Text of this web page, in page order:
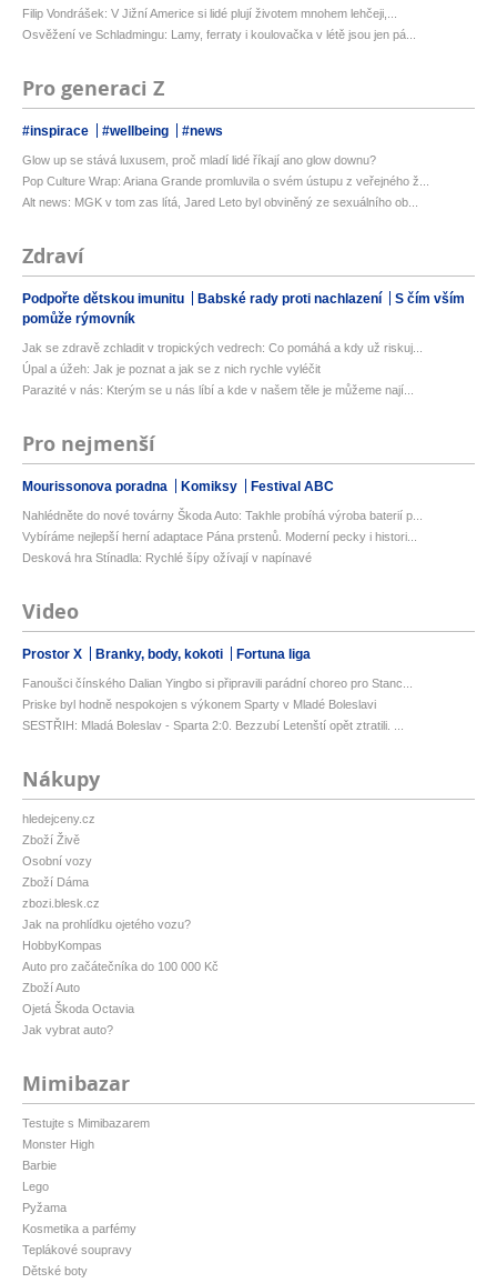
Filip Vondrášek: V Jižní Americe si lidé plují životem mnohem lehčeji,...
Osvěžení ve Schladmingu: Lamy, ferraty i koulovačka v létě jsou jen pá...
Pro generaci Z
#inspirace #wellbeing #news
Glow up se stává luxusem, proč mladí lidé říkají ano glow downu?
Pop Culture Wrap: Ariana Grande promluvila o svém ústupu z veřejného ž...
Alt news: MGK v tom zas lítá, Jared Leto byl obviněný ze sexuálního ob...
Zdraví
Podpořte dětskou imunitu Babské rady proti nachlazení
S čím vším
pomůže rýmovník
Jak se zdravě zchladit v tropických vedrech: Co pomáhá a kdy už riskuj...
Úpal a úžeh: Jak je poznat a jak se z nich rychle vyléčit
Parazité v nás: Kterým se u nás líbí a kde v našem těle je můžeme nají...
Pro nejmenší
Mourissonova poradna Komiksy Festival ABC
Nahlédněte do nové továrny Škoda Auto: Takhle probíhá výroba baterií p...
Vybíráme nejlepší herní adaptace Pána prstenů. Moderní pecky i histori...
Desková hra Stínadla: Rychlé šípy ožívají v napínavé
Video
Prostor X Branky, body, kokoti Fortuna liga
Fanoušci čínského Dalian Yingbo si připravili parádní choreo pro Stanc...
Priske byl hodně nespokojen s výkonem Sparty v Mladé Boleslavi
SESTŘIH: Mladá Boleslav - Sparta 2:0. Bezzubí Letenští opět ztratili. ...
Nákupy
hledejceny.cz
Zboží Živě
Osobní vozy
Zboží Dáma
zbozi.blesk.cz
Jak na prohlídku ojetého vozu?
HobbyKompas
Auto pro začátečníka do 100 000 Kč
Zboží Auto
Ojetá Škoda Octavia
Jak vybrat auto?
Mimibazar
Testujte s Mimibazarem
Monster High
Barbie
Lego
Pyžama
Kosmetika a parfémy
Teplákové soupravy
Dětské boty